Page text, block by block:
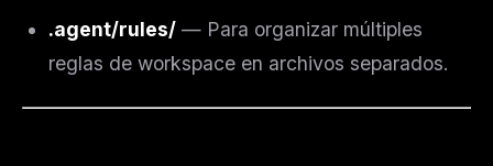
.agent/rules/ — Para organizar múltiples
reglas de workspace en archivos separados.